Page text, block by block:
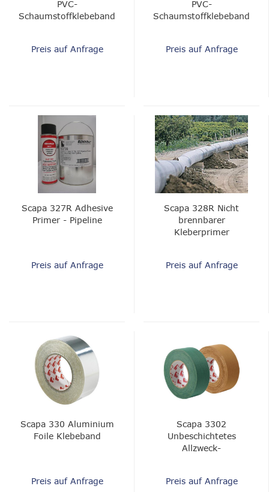
PVC-
Schaumstoffklebeband
Preis auf Anfrage
PVC-
Schaumstoffklebeband
Preis auf Anfrage
Scapa 327R Adhesive
Primer - Pipeline
Preis auf Anfrage
Scapa 328R Nicht
brennbarer
Kleberprimer
Preis auf Anfrage
Scapa 330 Aluminium
Foile Klebeband
Preis auf Anfrage
Scapa 3302
Unbeschichtetes
Allzweck-
Preis auf Anfrage